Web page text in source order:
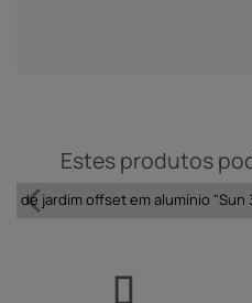
Estes produtos
de jardim offset em alumínio